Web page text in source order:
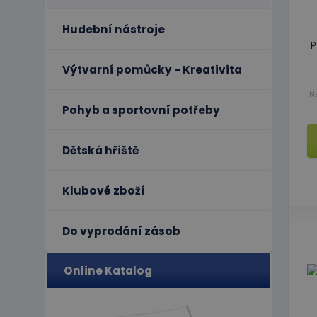
Hudební nástroje
Výtvarní pomůcky - Kreativita
Pohyb a sportovní potřeby
Dětská hřiště
Klubové zboží
Do vyprodání zásob
Online Katalog